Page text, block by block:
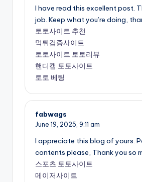
I have read this excellent post.
job. Keep what you’re doing,
토토사이트 추천
먹튀검증사이트
토토사이트 토토리뷰
핸디캡 토토사이트
토토 베팅
fabwags
June 19, 2025, 9:11 am
I appreciate this blog of yours.
contents please, Thank you so
스포츠 토토사이트
메이저사이트